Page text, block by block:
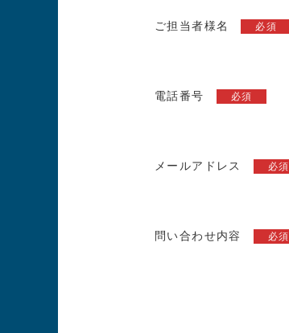
ご担当者様名 必須
電話番号 必須
メールアドレス 必須
問い合わせ内容 必須